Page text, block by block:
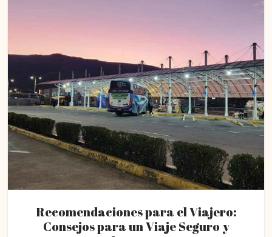
Recomendaciones para el Viajero:
Consejos para un Viaje Seguro y